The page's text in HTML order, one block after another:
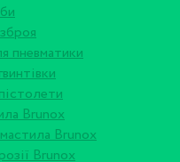
пневматики
Brunox
Brunox
Brunox